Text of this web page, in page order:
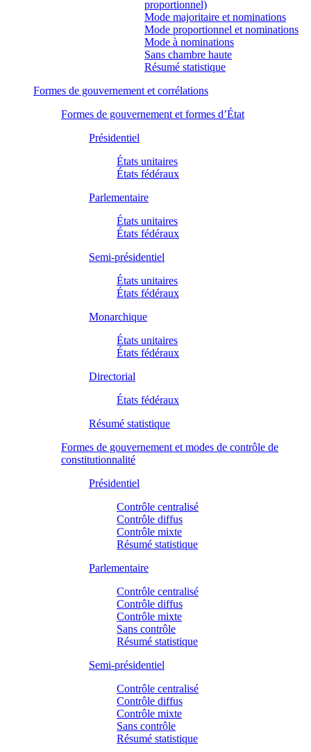
proportionnel)
Mode majoritaire et nominations
Mode proportionnel et nominations
Mode à nominations
Sans chambre haute
Résumé statistique
Formes de gouvernement et corrélations
Formes de gouvernement et formes d’État
Présidentiel
États unitaires
États fédéraux
Parlementaire
États unitaires
États fédéraux
Semi-présidentiel
États unitaires
États fédéraux
Monarchique
États unitaires
États fédéraux
Directorial
États fédéraux
Résumé statistique
Formes de gouvernement et modes de contrôle de
constitutionnalité
Présidentiel
Contrôle centralisé
Contrôle diffus
Contrôle mixte
Résumé statistique
Parlementaire
Contrôle centralisé
Contrôle diffus
Contrôle mixte
Sans contrôle
Résumé statistique
Semi-présidentiel
Contrôle centralisé
Contrôle diffus
Contrôle mixte
Sans contrôle
Résumé statistique